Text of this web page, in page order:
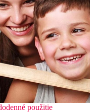
použitie